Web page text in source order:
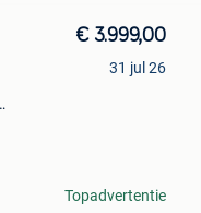
€ 3.999,00
31 jul 26
Topadvertentie